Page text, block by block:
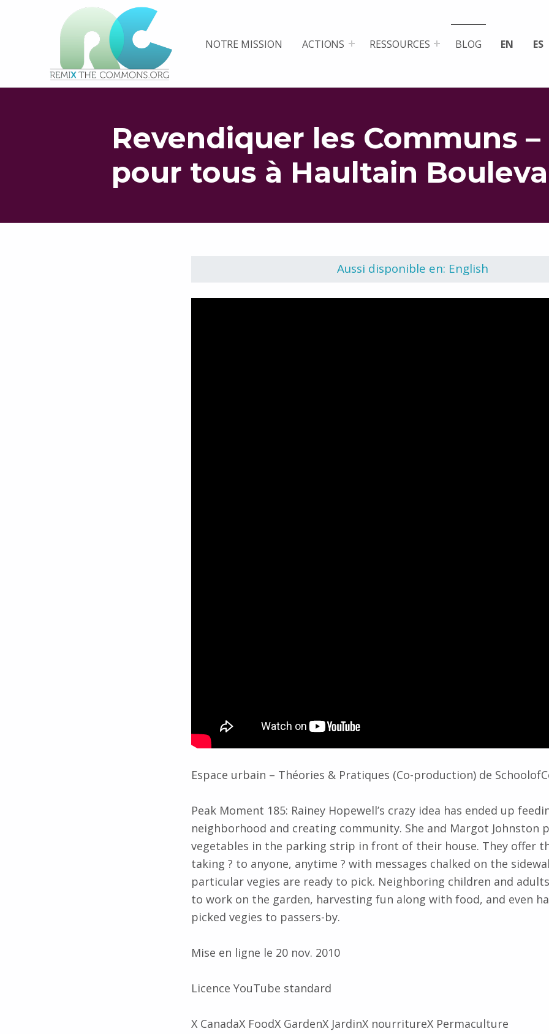
PLATEFORME MULTIMÉDIA OUVERTE ET COLLABORATIVE SUR LES COMMUNS NOTRE MISSION ACTIONS RESSOURCES BLOG EN ES
Revendiquer les Communs
pour tous à Haultain
Aussi disponible en: English
Espace urbain – Théories & Pratiques (Co-production) de
Peak Moment 185: Rainey Hopewell’s crazy idea has ended up
neighborhood and creating community. She and Margot Johnston
vegetables in the parking strip in front of their house. They offer
taking ? to anyone, anytime ? with messages chalked on the
particular vegies are ready to pick. Neighboring children and
to work on the garden, harvesting fun along with food, and even
picked vegies to passers-by.
Mise en ligne le 20 nov. 2010
Licence YouTube standard
X CanadaX FoodX GardenX JardinX nourritureX Permaculture